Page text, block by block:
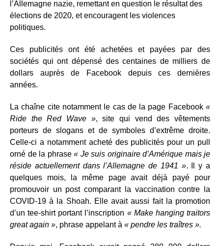
l’Allemagne nazie, remettant en question le résultat des
élections de 2020, et encouragent les violences
politiques.
Ces publicités ont été achetées et payées par des
sociétés qui ont dépensé des centaines de milliers de
dollars auprès de Facebook depuis ces dernières
années.
La chaîne cite notamment le cas de la page Facebook «
Ride the Red Wave », site qui vend des vêtements
porteurs de slogans et de symboles d’extrême droite.
Celle-ci a notamment acheté des publicités pour un pull
orné de la phrase « Je suis originaire d’Amérique mais je
réside actuellement dans l’Allemagne de 1941 ». Il y a
quelques mois, la même page avait déjà payé pour
promouvoir un post comparant la vaccination contre la
COVID-19 à la Shoah. Elle avait aussi fait la promotion
d’un tee-shirt portant l’inscription « Make hanging traitors
great again », phrase appelant à « pendre les traîtres ».